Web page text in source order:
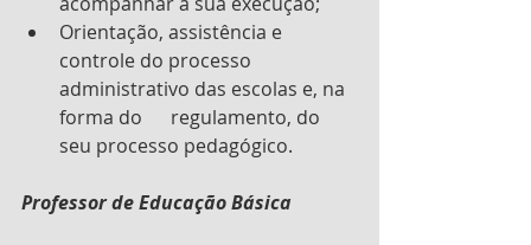
Orientação, assistência e
controle do processo
administrativo das escolas e, na
forma do      regulamento, do
seu processo pedagógico.
Professor de Educação Básica